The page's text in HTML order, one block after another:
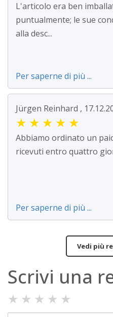
L'articolo era ben
puntualmente; le sue
alla desc...
Per saperne di più ...
Jürgen Reinhard ,
★ ★ ★ ★ ★
Abbiamo ordinato un
ricevuti entro quattro
Per saperne di più ...
Vedi più
Scrivi una
★ ★ ★ ★ ★